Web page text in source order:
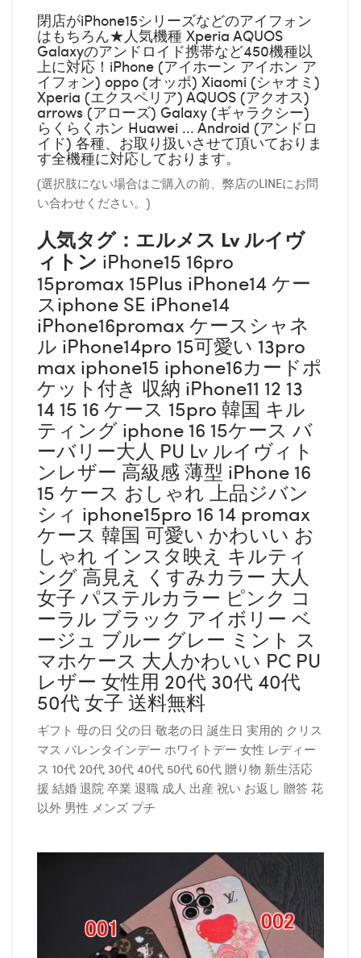
閉店がiPhone15シリーズなどのアイフォン
はもちろん★人気機種 Xperia AQUOS
Galaxyのアンドロイド携帯など450機種以
上に対応！iPhone (アイホーン アイホン ア
イフォン) oppo (オッポ) Xiaomi (シャオミ)
Xperia (エクスペリア) AQUOS (アクオス)
arrows (アローズ) Galaxy (ギャラクシー)
らくらくホン Huawei ... Android (アンドロ
イド) 各種、お取り扱いさせて頂いておりま
す全機種に対応しております。
(選択肢にない場合はご購入の前、弊店のLINEにお問
い合わせください。)
人気タグ：エルメス Lv ルイヴ
ィトン iPhone15 16pro
15promax 15Plus iPhone14 ケー
スiphone SE iPhone14
iPhone16promax ケースシャネ
ル iPhone14pro 15可愛い 13pro
max iphone15 iphone16カードポ
ケット付き 収納 iPhone11 12 13
14 15 16 ケース 15pro 韓国 キル
ティング iphone 16 15ケース バ
ーバリー大人 PU Lv ルイヴィト
ンレザー 高級感 薄型 iPhone 16
15 ケース おしゃれ 上品ジバン
シィ iphone15pro 16 14 promax
ケース 韓国 可愛い かわいい お
しゃれ インスタ映え キルティ
ング 高見え くすみカラー 大人
女子 パステルカラー ピンク コ
ーラル ブラック アイボリー ベ
ージュ ブルー グレー ミント ス
マホケース 大人かわいい PC PU
レザー 女性用 20代 30代 40代
50代 女子 送料無料
ギフト 母の日 父の日 敬老の日 誕生日 実用的 クリス
マス バレンタインデー ホワイトデー 女性 レディー
ス 10代 20代 30代 40代 50代 60代 贈り物 新生活応
援 結婚 退院 卒業 退職 成人 出産 祝い お返し 贈答 花
以外 男性 メンズ プチ